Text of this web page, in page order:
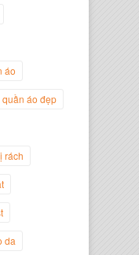
Gia
áo
quần áo đẹp
rách
da